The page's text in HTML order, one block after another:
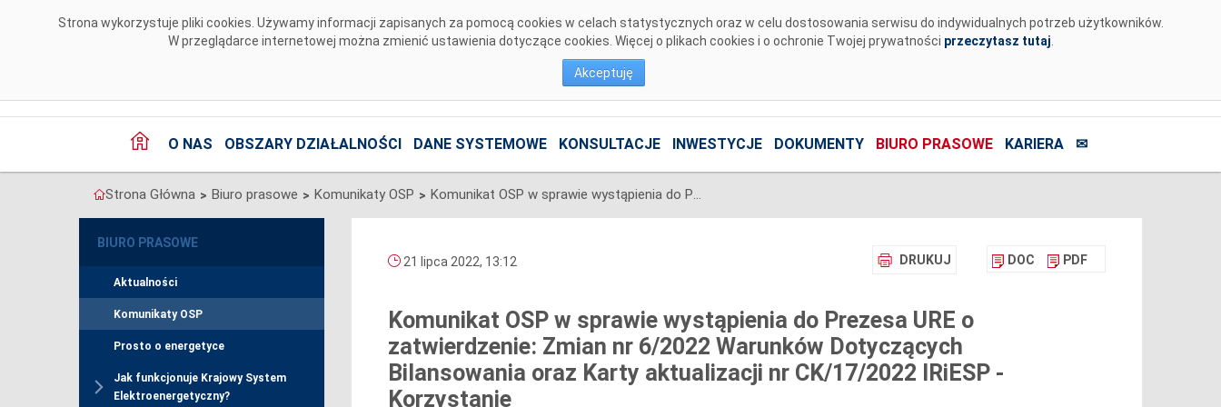
Strona wykorzystuje pliki cookies. Używamy informacji zapisanych za pomocą cookies w celach statystycznych oraz w celu dostosowania serwisu do indywidualnych potrzeb użytkowników.
W przeglądarce internetowej można zmienić ustawienia dotyczące cookies. Więcej o plikach cookies i o ochronie Twojej prywatności przeczytasz tutaj
Akceptuję
O NAS OBSZARY DZIAŁALNOŚCI DANE SYSTEMOWE KONSULTACJE INWESTYCJE DOKUMENTY BIURO PRASOWE KARIERA ✉
Strona Główna > Biuro prasowe > Komunikaty OSP > Komunikat OSP w sprawie wystąpienia do Prezesa URE o zatwierdzenie: Zmian nr 6/2022 Warunków Dotyczących Bilansowania oraz Karty aktualizacji nr CK/17/2022 IRiESP - Korzystanie
BIURO PRASOWE
Aktualności
Komunikaty OSP
Prosto o energetyce
Jak funkcjonuje Krajowy System
Elektroenergetyczny?
DRUKUJ DOC PDF
21 lipca 2022, 13:12
Komunikat OSP w sprawie wystąpienia do Prezesa URE o
zatwierdzenie: Zmian nr 6/2022 Warunków Dotyczących
Bilansowania oraz Karty aktualizacji nr CK/17/2022 IRiESP -
Korzystanie